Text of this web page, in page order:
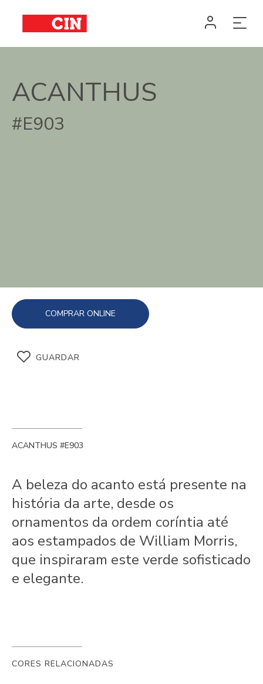
ACANTHUS
#E903
COMPRAR ONLINE
GUARDAR
ACANTHUS #E903
A beleza do acanto está presente na
história da arte, desde os
ornamentos da ordem coríntia até
aos estampados de William Morris,
que inspiraram este verde sofisticado
e elegante.
CORES RELACIONADAS